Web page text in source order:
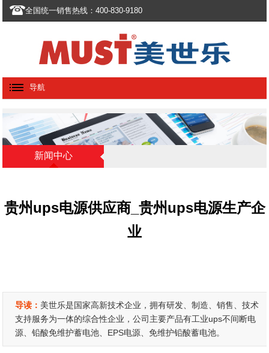
全国统一销售热线：400-830-9180
导航
新闻中心
贵州ups电源供应商_贵州ups电源生产企
业
导读： 美世乐是国家高新技术企业，拥有研发、制造、销售、技术
支持服务为一体的综合性企业，公司主要产品有工业ups不间断电
源、铅酸免维护蓄电池、EPS电源、免维护铅酸蓄电池。